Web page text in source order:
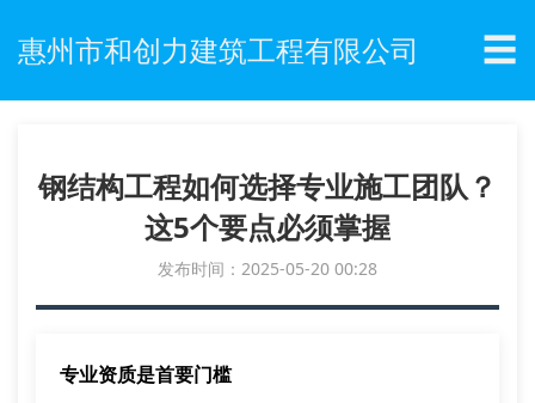
惠州市和创力建筑工程有限公司 ☰
钢结构工程如何选择专业施工团队？
这5个要点必须掌握
发布时间：2025-05-20 00:28
专业资质是首要门槛